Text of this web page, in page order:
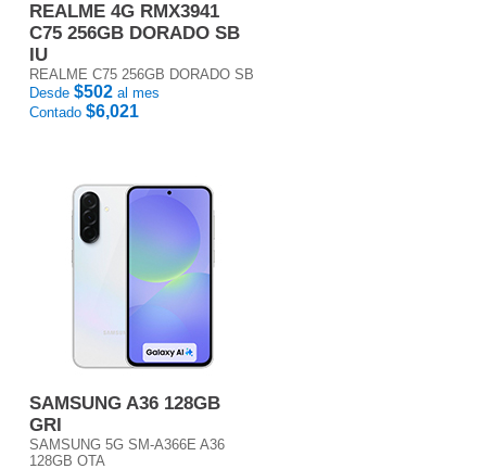
REALME 4G RMX3941
C75 256GB DORADO SB
IU
REALME C75 256GB DORADO SB
Desde $502 al mes
Contado $6,021
SAMSUNG A36 128GB
GRI
SAMSUNG 5G SM-A366E A36
128GB OTA